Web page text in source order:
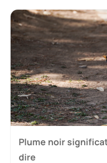
Plume noir
dire